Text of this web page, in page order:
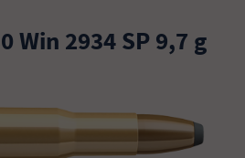
Win 2934 SP 9,7 g